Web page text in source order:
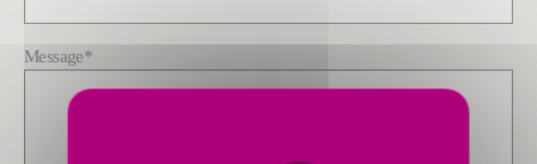
Message*